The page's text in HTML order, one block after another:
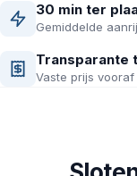
30 min ter
Gemiddelde
Transparante
Vaste prijs